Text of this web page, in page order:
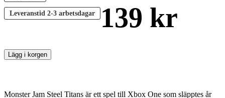
Leveranstid 2-3 arbetsdagar 139 kr
Lägg i korgen
Monster Jam Steel Titans är ett spel till Xbox One som släpptes år